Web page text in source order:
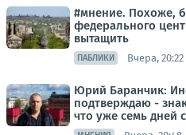
#мнение. Похоже,
федерального
вытащить
ПАБЛИКИ Вчера, 20:22
Юрий Баранчик:
подтверждаю -
что уже семь дней